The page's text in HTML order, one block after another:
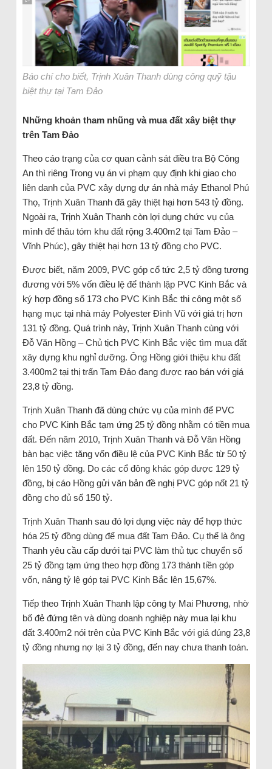
Báo chí cho biết, Trịnh Xuân Thanh dùng công quỹ tậu
biệt thự tại Tam Đảo
Những khoản tham nhũng và mua đất xây biệt thự
trên Tam Đảo
Theo cáo trạng của cơ quan cảnh sát điều tra Bộ Công
An thì riêng Trong vụ án vi phạm quy định khi giao cho
liên danh của PVC xây dựng dự án nhà máy Ethanol Phú
Thọ, Trịnh Xuân Thanh đã gây thiệt hại hơn 543 tỷ đồng.
Ngoài ra, Trịnh Xuân Thanh còn lợi dụng chức vụ của
mình để thâu tóm khu đất rộng 3.400m2 tại Tam Đảo –
Vĩnh Phúc), gây thiệt hại hơn 13 tỷ đồng cho PVC.
Được biết, năm 2009, PVC góp cổ tức 2,5 tỷ đồng tương
đương với 5% vốn điều lệ để thành lập PVC Kinh Bắc và
ký hợp đồng số 173 cho PVC Kinh Bắc thi công một số
hạng mục tại nhà máy Polyester Đình Vũ với giá trị hơn
131 tỷ đồng. Quá trình này, Trịnh Xuân Thanh cùng với
Đỗ Văn Hồng – Chủ tịch PVC Kinh Bắc việc tìm mua đất
xây dựng khu nghỉ dưỡng. Ông Hồng giới thiệu khu đất
3.400m2 tại thị trấn Tam Đảo đang được rao bán với giá
23,8 tỷ đồng.
Trịnh Xuân Thanh đã dùng chức vụ của mình để PVC
cho PVC Kinh Bắc tạm ứng 25 tỷ đồng nhằm có tiền mua
đất. Đến năm 2010, Trịnh Xuân Thanh và Đỗ Văn Hồng
bàn bạc việc tăng vốn điều lệ của PVC Kinh Bắc từ 50 tỷ
lên 150 tỷ đồng. Do các cổ đông khác góp được 129 tỷ
đồng, bị cáo Hồng gửi văn bản đề nghị PVC góp nốt 21 tỷ
đồng cho đủ số 150 tỷ.
Trịnh Xuân Thanh sau đó lợi dụng việc này để hợp thức
hóa 25 tỷ đồng dùng để mua đất Tam Đảo. Cụ thể là ông
Thanh yêu cầu cấp dưới tại PVC làm thủ tục chuyển số
25 tỷ đồng tạm ứng theo hợp đồng 173 thành tiền góp
vốn, nâng tỷ lệ góp tại PVC Kinh Bắc lên 15,67%.
Tiếp theo Trịnh Xuân Thanh lập công ty Mai Phương, nhờ
bố đẻ đứng tên và dùng doanh nghiệp này mua lại khu
đất 3.400m2 nói trên của PVC Kinh Bắc với giá đúng 23,8
tỷ đồng nhưng nợ lại 3 tỷ đồng, đến nay chưa thanh toán.